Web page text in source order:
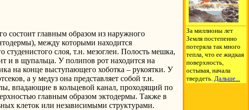
состоит главным образом из наружного
между которыми находится
слоя, т.н. мезоглеи. Полость мешка,
и в щупальца. У полипов рот находится на
на конце выступающего хоботка – рукоятки. У
а у медуз она представляет собой т.н.
впадающие в кольцевой канал, проходящий по
главным образом эктодермы. Также в
клеток или независимыми структурами.
За миллионы лет
Земля постепенно
потеряла так много
тепла, что ее жидкая
поверхность,
остывая, начала
твердеть. Дальше...